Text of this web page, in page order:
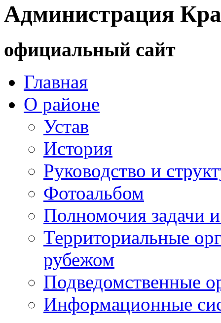
Администрация
официальный сайт
Главная
О районе
Устав
История
Руководство и
Фотоальбом
Полномочия задачи
Территориальные
рубежом
Подведомственные
Информационные